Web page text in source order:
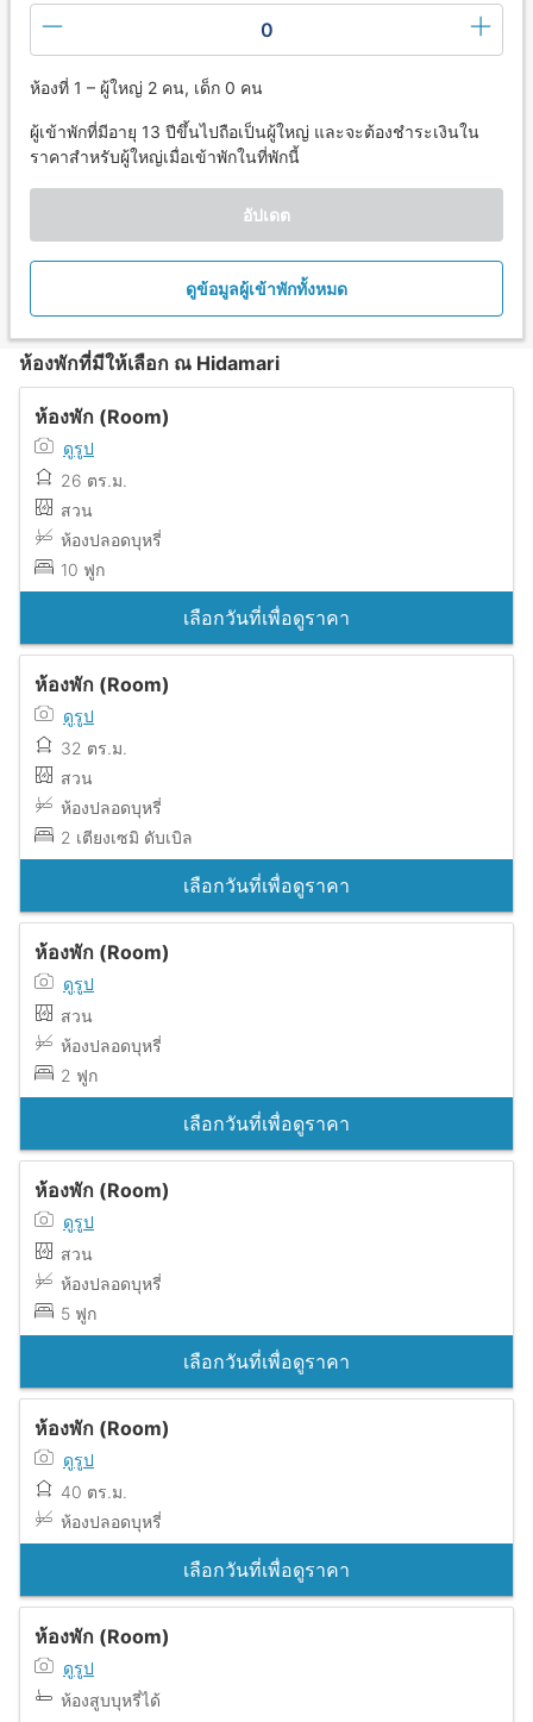
0
ห้องที่ 1 – ผู้ใหญ่ 2 คน, เด็ก 0 คน
ผู้เข้าพักที่มีอายุ 13 ปีขึ้นไปถือเป็นผู้ใหญ่ และจะต้องชำระเงินใน
ราคาสำหรับผู้ใหญ่เมื่อเข้าพักในที่พักนี้
อัปเดต
ดูข้อมูลผู้เข้าพักทั้งหมด
ห้องพักที่มีให้เลือก ณ Hidamari
ห้องพัก (Room)
ดูรูป
26 ตร.ม.
สวน
ห้องปลอดบุหรี่
10 ฟูก
เลือกวันที่เพื่อดูราคา
ห้องพัก (Room)
ดูรูป
32 ตร.ม.
สวน
ห้องปลอดบุหรี่
2 เตียงเซมิ ดับเบิล
เลือกวันที่เพื่อดูราคา
ห้องพัก (Room)
ดูรูป
สวน
ห้องปลอดบุหรี่
2 ฟูก
เลือกวันที่เพื่อดูราคา
ห้องพัก (Room)
ดูรูป
สวน
ห้องปลอดบุหรี่
5 ฟูก
เลือกวันที่เพื่อดูราคา
ห้องพัก (Room)
ดูรูป
40 ตร.ม.
ห้องปลอดบุหรี่
เลือกวันที่เพื่อดูราคา
ห้องพัก (Room)
ดูรูป
ห้องสูบบุหรี่ได้